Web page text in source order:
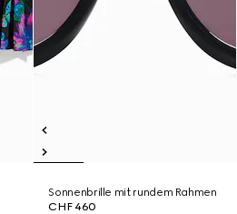
Sonnenbrille mit rundem Rahmen
CHF 460